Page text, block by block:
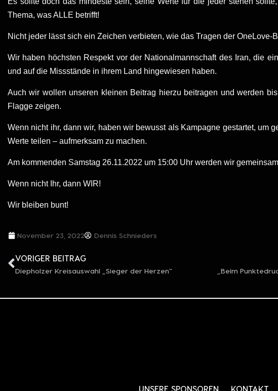
Thema, was ALLE betrifft!
Nicht jeder lässt sich ein Zeichen verbieten, wie das Tragen der OneLove-
Wir haben höchsten Respekt vor der Nationalmannschaft des Iran, die
und auf die Missstände in ihrem Land hingewiesen haben.
Auch wir wollen unseren kleinen Beitrag hierzu beitragen und werden
Flagge zeigen.
Wenn nicht ihr, dann wir, haben wir bewusst als Kampagne gestartet, um
Werte teilen – aufmerksam zu machen.
Am kommenden Samstag 26.11.2022 um 15:00 Uhr werden wir
Wenn nicht Ihr, dann WIR!
Wir bleiben bunt!
November 23, 2022 Dennis Schnieders
VORIGER BEITRAG
Diepholzer Kreisauswahl „Sieger der Herzen”
UNSERE SPONSOREN KONTAKT